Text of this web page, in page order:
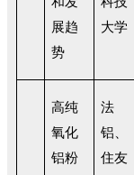
展趋
势
大学
高纯
氧化
铝粉
法
铝、
住友